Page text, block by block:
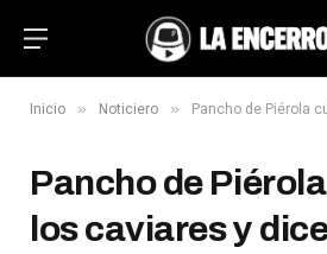
Inicio » Noticiero » Pancho de Piérola culpa a los caviares y
Pancho de
los caviares y